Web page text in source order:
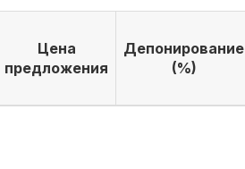
Цена
предложения
Депонирование
(%)